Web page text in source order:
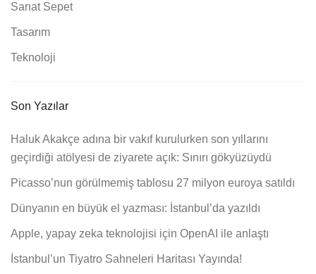
Sanat Sepet
Tasarım
Teknoloji
Son Yazılar
Haluk Akakçe adına bir vakıf kurulurken son yıllarını
geçirdiği atölyesi de ziyarete açık: Sınırı gökyüzüydü
Picasso’nun görülmemiş tablosu 27 milyon euroya satıldı
Dünyanın en büyük el yazması: İstanbul’da yazıldı
Apple, yapay zeka teknolojisi için OpenAI ile anlaştı
İstanbul’un Tiyatro Sahneleri Haritası Yayında!